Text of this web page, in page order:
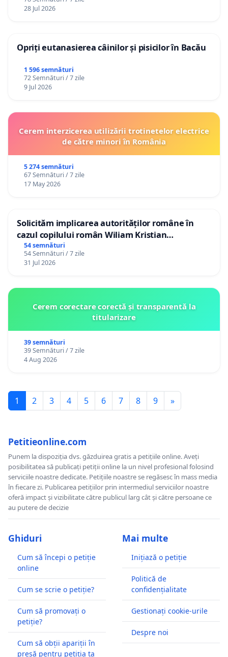
28 Jul 2026
Opriți eutanasierea câinilor și pisicilor în Bacău
1 596 semnături
72 Semnături / 7 zile
9 Jul 2026
Cerem interzicerea utilizării trotinetelor electrice
de către minori în România
5 274 semnături
67 Semnături / 7 zile
17 May 2026
Solicităm implicarea autorităților române în
cazul copilului român Wiliam Kristian
Gheorghe, aflat în plasament în Danemarca de
12 ani
54 semnături
54 Semnături / 7 zile
31 Jul 2026
Cerem corectare corectă și transparentă la
titularizare
39 semnături
39 Semnături / 7 zile
4 Aug 2026
1 2 3 4 5 6 7 8 9 »
Petitieonline.com
Punem la dispoziția dvs. găzduirea gratis a petițiile online. Aveți
posibilitatea să publicați petiții online la un nivel profesional folosind
serviciile noastre dedicate. Petițiile noastre se regăsesc în mass media
în fiecare zi. Publicarea petițiilor prin intermediul serviciilor noastre
oferă impact și vizibilitate către publicul larg cât și către persoane ce
au putere de decizie
Ghiduri
Cum să începi o petiție
online
Cum se scrie o petiție?
Cum să promovați o
petiție?
Cum să obții apariții în
presă pentru petiția ta
Mai multe
Inițiază o petiție
Politică de
confidențialitate
Gestionați cookie-urile
Despre noi